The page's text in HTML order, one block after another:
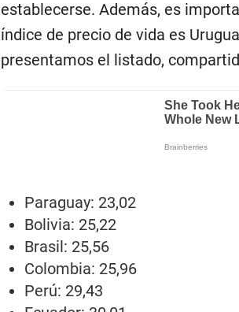
establecerse. Además, es
índice de precio de vida es
presentamos el listado,
Paraguay: 23,02
Bolivia: 25,22
Brasil: 25,56
Colombia: 25,96
Perú: 29,43